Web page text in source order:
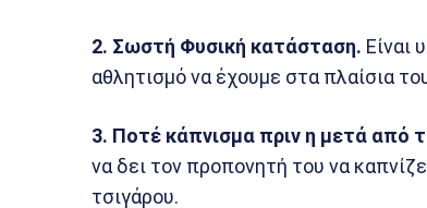
2. Σωστή Φυσική κατάσταση. Είναι
αθλητισμό να έχουμε στα πλαίσια
3. Ποτέ κάπνισμα πριν η μετά από
να δει τον προπονητή του να
τσιγάρου.